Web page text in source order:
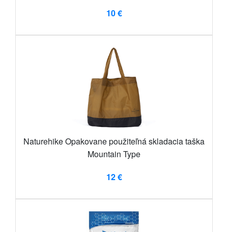
10 €
Naturehike Opakovane použiteľná skladacia taška
Mountain Type
12 €